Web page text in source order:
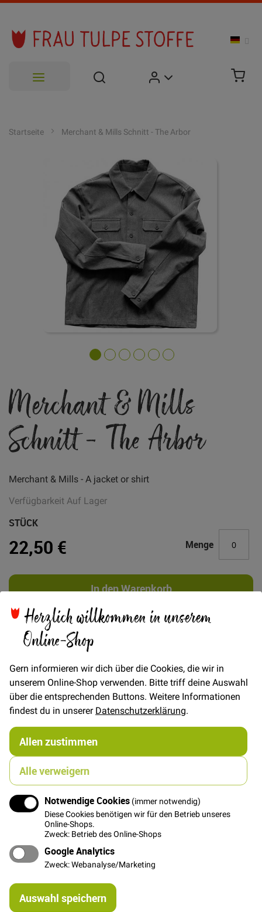
Herzlich willkommen in unserem
Online-Shop
Gern informieren wir dich über die Cookies, die wir in
unserem Online-Shop verwenden. Bitte triff deine Auswahl
über die entsprechenden Buttons. Weitere Informationen
findest du in unsererDatenschutzerklärung.
Allen zustimmen
Alle verweigern
Notwendige Cookies (immer notwendig)
Diese Cookies benötigen wir für den Betrieb unseres
Online-Shops.
Zweck: Betrieb des Online-Shops
Google Analytics
Zweck: Webanalyse/Marketing
Auswahl speichern
Startseite Merchant & Mills Schnitt - The Arbor
der
Bildgalerie
springen
Merchant & Mills
Schnitt - The Arbor
Merchant & Mills - A jacket or shirt
VerfügbarkeitAuf Lager
22,50 €
STÜCK
Menge
In den Warenkorb
Details
The Arbor - A jacket or shirt. Workwear inspired; make
Arbor yours in anything from canvas or wool to a
lightweight linen.This shirt has a boxy style fit, please
check the finished measurements to make sure you are
happy with the final fit.
Size UK 34 - 54.
All seam allowances are 1.5cm unless stated
otherwise and are included in the pattern.
Skill level; Intermediate.
Stoffempfehlung: Baumwolltwill, Canvas, Denim, Cord,
Leinen
Größen:Achtung Englische Größenangabe
Level:Mittel